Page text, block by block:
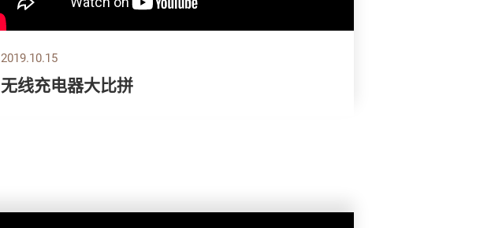
2019.10.15
无线充电器大比拼